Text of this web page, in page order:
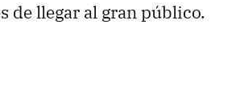
de llegar al gran público.